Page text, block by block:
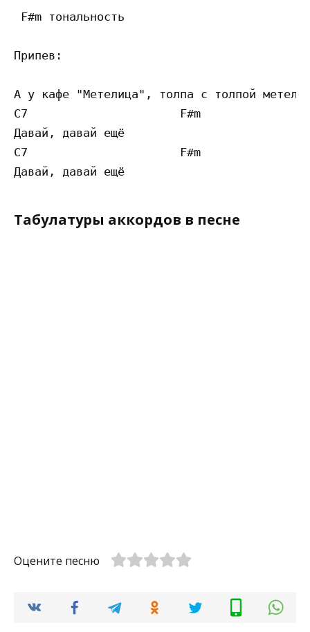
F#m тональность
Припев:
А у кафе "Метелица", толпа с толпой
C7                      F#m
Давай, давай ещё
C7                      F#m
Табулатуры аккордов в песне
Оцените песню